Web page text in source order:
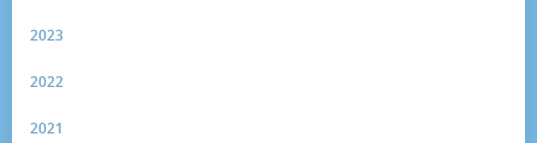
2023
2022
2021